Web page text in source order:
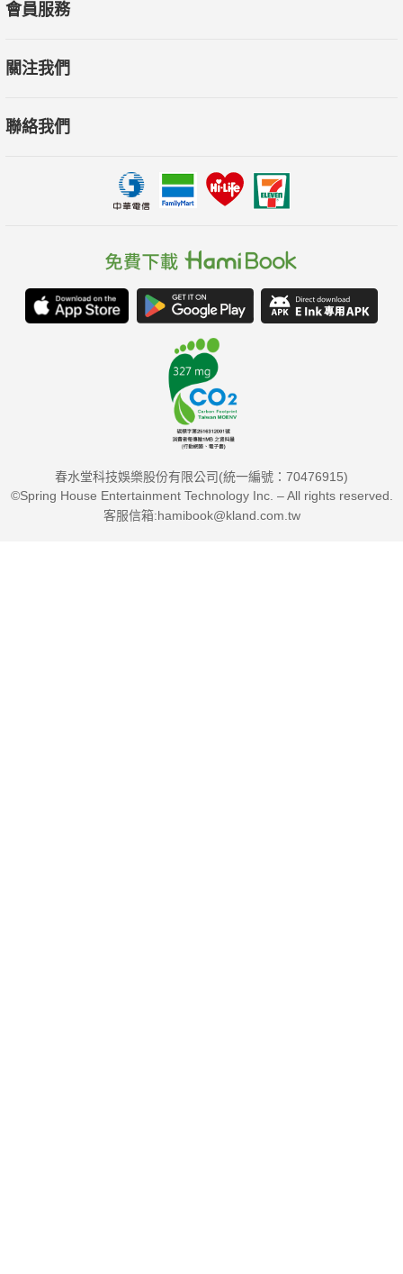
會員服務
關注我們
聯絡我們
春水堂科技娛樂股份有限公司(統一編號：70476915)
©Spring House Entertainment Technology Inc. – All rights reserved.
客服信箱:hamibook@kland.com.tw